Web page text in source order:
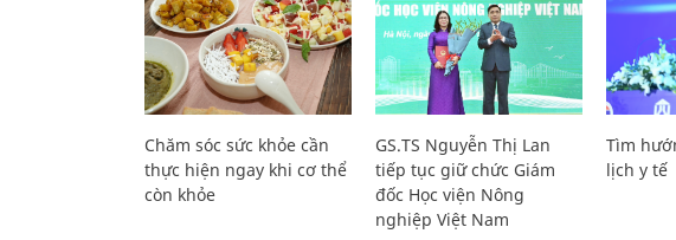
Chăm sóc sức khỏe cần
thực hiện ngay khi cơ thể
còn khỏe
GS.TS Nguyễn Thị Lan
tiếp tục giữ chức Giám
đốc Học viện Nông
nghiệp Việt Nam
Tìm
lịch y tế